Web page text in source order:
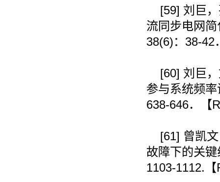
[59] 刘巨
流同步电网
38(6)： 38-42
[60] 刘巨
参与系统频
638-646．【
[61] 曾凯
故障下的关
1103-1112. 【